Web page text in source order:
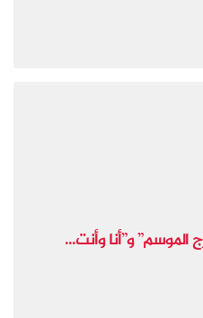
و”أنا وأنت...